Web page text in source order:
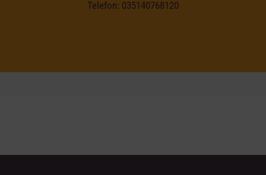
Telefon: 035140768120